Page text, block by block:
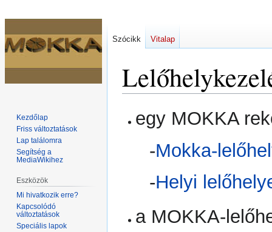
egy MOKKA
-Mokka-
-Helyi
a MOKKA-
Szócikk Vitalap
Kezdőlap
Friss változtatások
Lap találomra
Segítség a
MediaWikihez
Eszközök
Mi hivatkozik erre?
Kapcsolódó
változtatások
Speciális lapok